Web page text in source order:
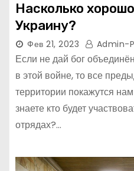
Насколько
Украину?
Фев 21, 2023 Admin-
Если не дай бог
в этой войне, то все
территории покажутся
знаете кто будет
отрядах?…